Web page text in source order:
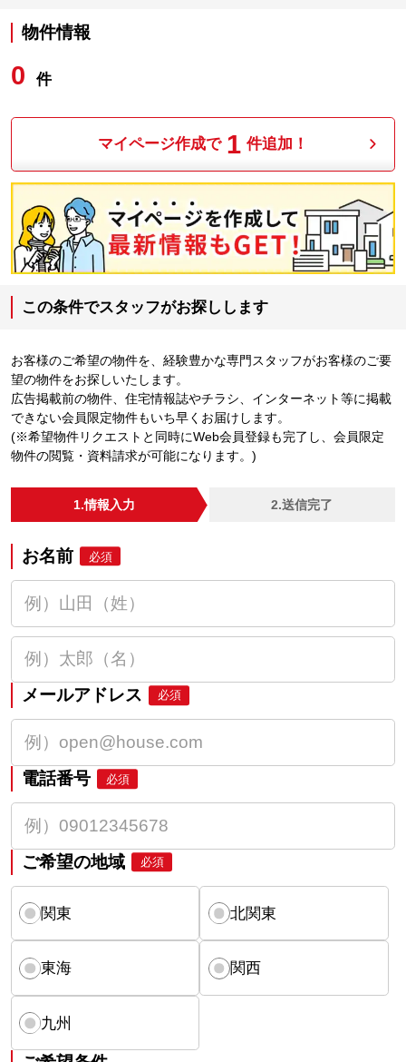
物件情報
0 件
マイページ作成で 1 件追加！
この条件でスタッフがお探しします
お客様のご希望の物件を、経験豊かな専門スタッフがお客様のご要
望の物件をお探しいたします。
広告掲載前の物件、住宅情報誌やチラシ、インターネット等に掲載
できない会員限定物件もいち早くお届けします。
(※希望物件リクエストと同時にWeb会員登録も完了し、会員限定
物件の閲覧・資料請求が可能になります。)
1.情報入力 2.送信完了
お名前 必須
メールアドレス 必須
電話番号 必須
ご希望の地域 必須
関東 北関東
東海 関西
九州